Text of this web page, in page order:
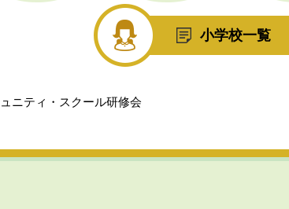
e
カ
ス
検
小学校一覧
ュニティ・スクール研修会